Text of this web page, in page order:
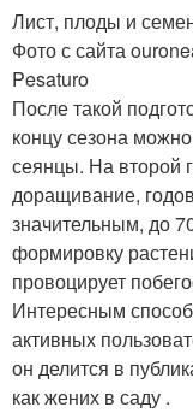
Лист, плоды и
Фото с сайта
Pesaturo
После такой
концу сезона
сеянцы. На второй
доращивание,
значительным, до
формировку
провоцирует
Интересным
активных
он делится в
как жених в саду .